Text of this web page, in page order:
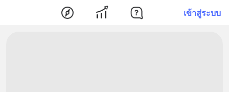
เข้าสู่ระบบ